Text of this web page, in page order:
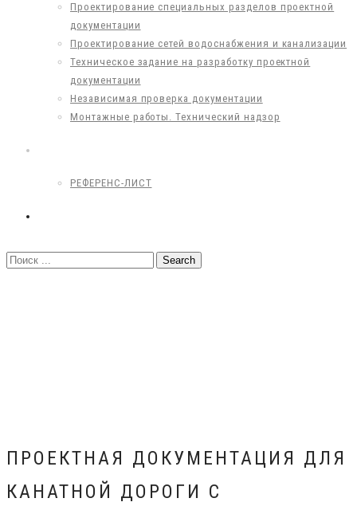
Проектирование специальных разделов проектной
документации
Проектирование сетей водоснабжения и канализации
Техническое задание на разработку проектной
документации
Независимая проверка документации
Монтажные работы. Технический надзор
РЕФЕРЕНС-ЛИСТ
ПРОЕКТНАЯ ДОКУМЕНТАЦИЯ ДЛЯ
КАНАТНОЙ ДОРОГИ С